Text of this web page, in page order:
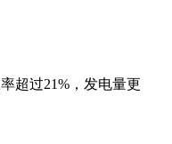
超过21%，发电量更